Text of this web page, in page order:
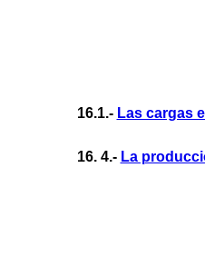
16.1.- Las cargas
16. 4.- La